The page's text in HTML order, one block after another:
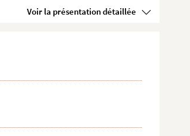
Voir la présentation détaillée